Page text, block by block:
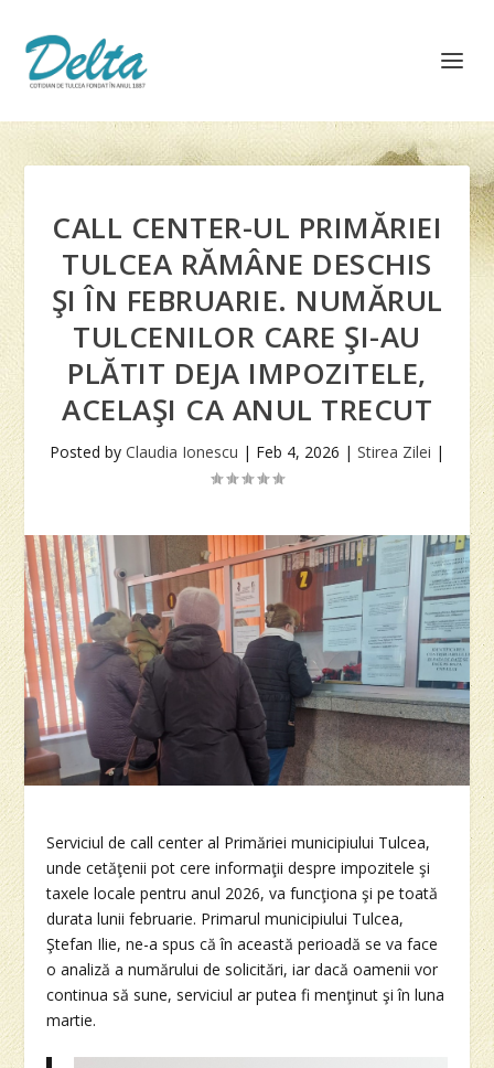
CALL CENTER-UL PRIMĂRIEI
TULCEA RĂMÂNE DESCHIS
ŞI ÎN FEBRUARIE. NUMĂRUL
TULCENILOR CARE ŞI-AU
PLĂTIT DEJA IMPOZITELE,
ACELAŞI CA ANUL TRECUT
Posted by Claudia Ionescu | Feb 4, 2026 | Stirea Zilei |
Serviciul de call center al Primăriei municipiului Tulcea,
unde cetăţenii pot cere informaţii despre impozitele şi
taxele locale pentru anul 2026, va funcţiona şi pe toată
durata lunii februarie. Primarul municipiului Tulcea,
Ştefan Ilie, ne-a spus că în această perioadă se va face
o analiză a numărului de solicitări, iar dacă oamenii vor
continua să sune, serviciul ar putea fi menţinut şi în luna
martie.